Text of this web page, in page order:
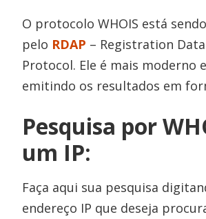
O protocolo WHOIS está
pelo RDAP – Registration Data
Protocol. Ele é mais moderno
emitindo os resultados em
Pesquisa por
um IP:
Faça aqui sua pesquisa
endereço IP que deseja